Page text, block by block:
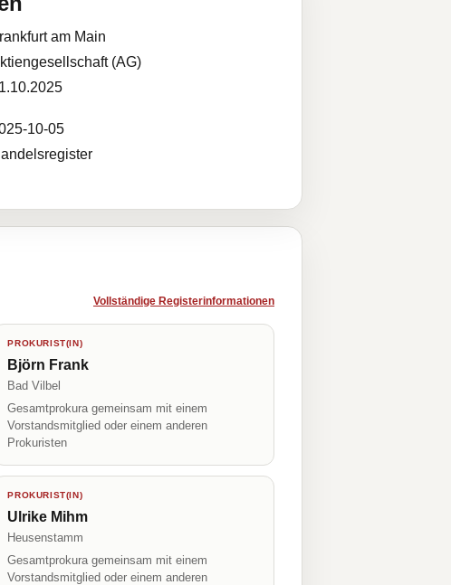
am Main
(AG)
10-05
Vollständige Registerinformationen
PROKURIST(IN)
Björn Frank
Bad Vilbel
Gesamtprokura gemeinsam mit einem
Vorstandsmitglied oder einem anderen
Prokuristen
PROKURIST(IN)
Ulrike Mihm
Heusenstamm
Gesamtprokura gemeinsam mit einem
Vorstandsmitglied oder einem anderen